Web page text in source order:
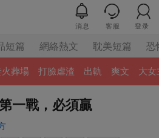
消息 客服 登录
短篇 網絡熱文 耽美短篇 恐
葬場 打臉虐渣 出軌 爽文 大女
一戰，必須贏